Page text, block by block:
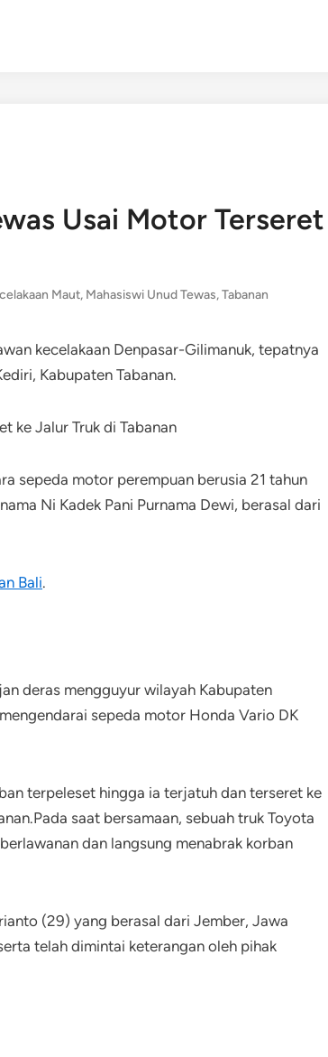
Usai Motor Terseret
Maut, Mahasiswi Unud Tewas,Tabanan
kecelakaan Denpasar-Gilimanuk, tepatnya
Kabupaten Tabanan​.
sepeda motor perempuan berusia 21 tahun
Ni Kadek Pani Purnama Dewi, berasal dari
Bali.
deras mengguyur wilayah Kabupaten
sepeda motor Honda Vario DK
terpeleset hingga ia terjatuh dan terseret ke
saat bersamaan, sebuah truk Toyota
dan langsung menabrak korban
(29) yang berasal dari Jember, Jawa
telah dimintai keterangan oleh pihak